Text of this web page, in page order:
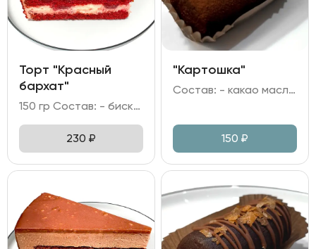
Торт "Красный
бархат"
150 гр Состав: - бисквит; - клубничная прослойка; - крем сливочно-творожный.
230 ₽
"Картошка"
Состав: - какао масло; масло сливочное; - мука пшеничная; яйцо куриное; - сгущеное молоко; ликер Амаретто; какао; сахар.
150 ₽